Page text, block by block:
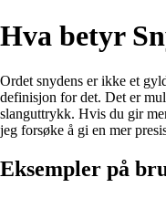
Hva betyr
Ordet snydens er ikke et
definisjon for det. Det er
slanguttrykk. Hvis du gir
jeg forsøke å gi en mer
Eksempler på